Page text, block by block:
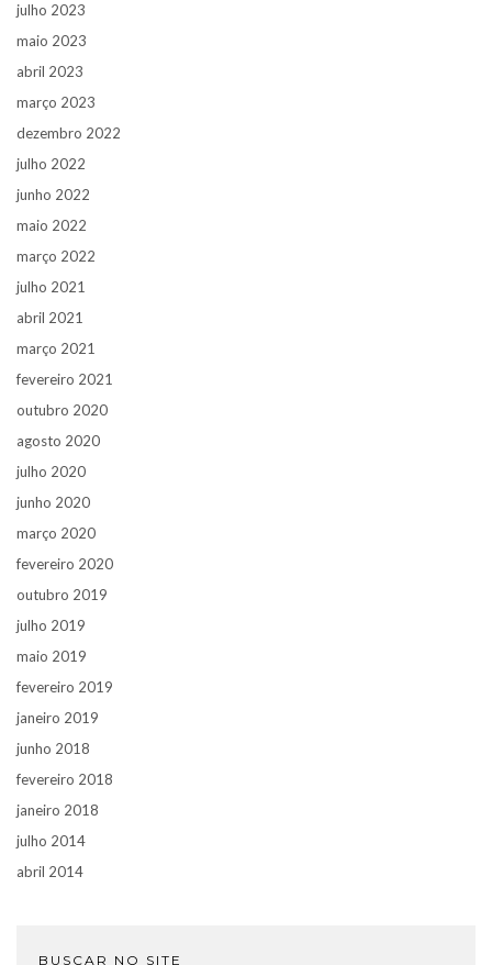
julho 2023
maio 2023
abril 2023
março 2023
dezembro 2022
julho 2022
junho 2022
maio 2022
março 2022
julho 2021
abril 2021
março 2021
fevereiro 2021
outubro 2020
agosto 2020
julho 2020
junho 2020
março 2020
fevereiro 2020
outubro 2019
julho 2019
maio 2019
fevereiro 2019
janeiro 2019
junho 2018
fevereiro 2018
janeiro 2018
julho 2014
abril 2014
BUSCAR NO SITE